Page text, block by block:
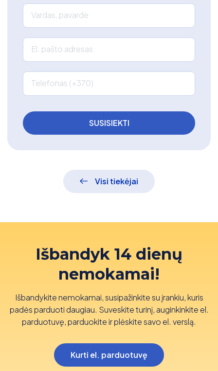
Vardas, pavardė
El. pašto adresas
Telefonas (+370)
Visi tiekėjai
Išbandyk 14 dienų
nemokamai!
Išbandykite nemokamai, susipažinkite su įrankiu, kuris
padės parduoti daugiau. Suveskite turinį, auginkinkite el.
parduotuvę, parduokite ir plėskite savo el. verslą.
Kurti el. parduotuvę